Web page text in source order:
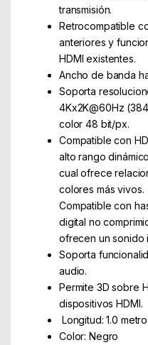
transmisión.
Retrocompatible
anteriores y
HDMI existentes.
Ancho de banda
Soporta
4Kx2K@60Hz
color 48 bit/px.
Compatible con
alto rango
cual ofrece
colores más vivos.
Compatible con
digital no
ofrecen un sonido
Soporta
audio.
Permite 3D sobre
dispositivos HDMI.
Longitud: 1.0
Color: Negro